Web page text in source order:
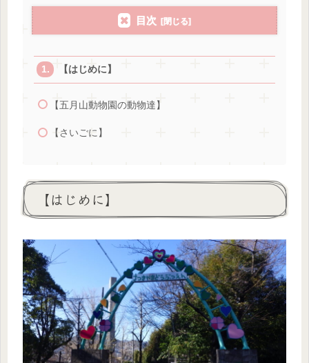
目次
【はじめに】
【五月山動物園の動物達】
【さいごに】
【はじめに】